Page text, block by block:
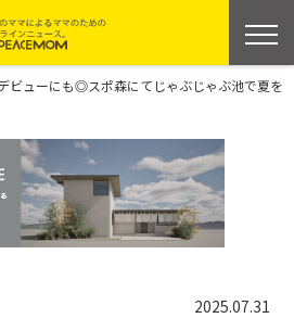
ビューにも◎スポ森にてじゃぶじゃぶ池で夏を
2025.07.31